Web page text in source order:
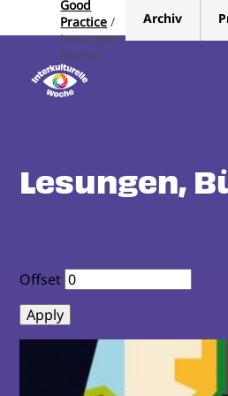
Good
Practice
Lesungen,
Bücher
Archiv
Lesungen,
Offset